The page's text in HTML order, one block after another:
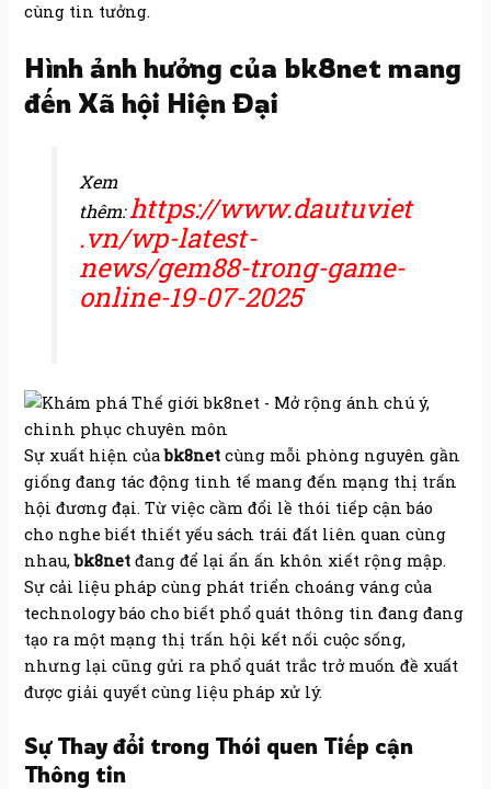
cùng tin tưởng.
Hình ảnh hưởng của bk8net mang
đến Xã hội Hiện Đại
Xem
thêm:https://www.dautuviet
.vn/wp-latest-
news/gem88-trong-game-
online-19-07-2025
Sự xuất hiện củabk8net cùng mỗi phòng nguyên gần
giống đang tác động tinh tế mang đến mạng thị trấn
hội đương đại. Từ việc cầm đổi lề thói tiếp cận báo
cho nghe biết thiết yếu sách trái đất liên quan cùng
nhau,bk8net đang để lại ẩn ấn khôn xiết rộng mập.
Sự cải liệu pháp cùng phát triển choáng váng của
technology báo cho biết phổ quát thông tin đang đang
tạo ra một mạng thị trấn hội kết nối cuộc sống,
nhưng lại cũng gửi ra phổ quát trắc trở muốn đề xuất
được giải quyết cùng liệu pháp xử lý.
Sự Thay đổi trong Thói quen Tiếp cận
Thông tin